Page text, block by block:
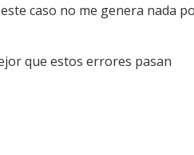
caso no me genera nada
que estos errores pasan